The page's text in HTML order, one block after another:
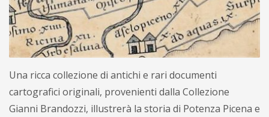
Una ricca collezione di antichi e rari documenti
cartografici originali, provenienti dalla Collezione
Gianni Brandozzi, illustrerà la storia di Potenza Picena e